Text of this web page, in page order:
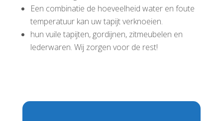
Een combinatie de hoeveelheid water en foute
temperatuur kan uw tapijt verknoeien.
hun vuile tapijten, gordijnen, zitmeubelen en
lederwaren. Wij zorgen voor de rest!